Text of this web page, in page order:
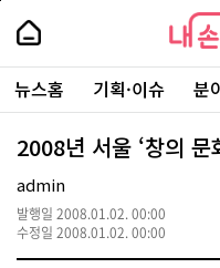
본
로
가
내
손
안
에
서
울
-
서
울
시
대
표
소
내
손
에
울
주
요
서
뉴스홈 기획·이슈 분
2008년 서울 ‘창의 문
admin
발행일 2008.01.02. 00:00
수정일 2008.01.02. 00:00
페
상
단
로